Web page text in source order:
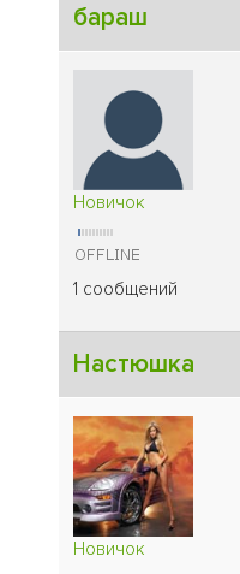
бараш
Новичок
1 сообщений
Настюшка
Новичок